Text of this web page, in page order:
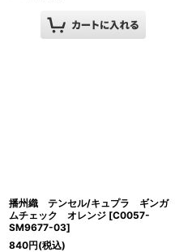
播州織 テンセル/キュプラ ギンガ
ムチェック オレンジ [C0057-
SM9677-03]
840円(税込)